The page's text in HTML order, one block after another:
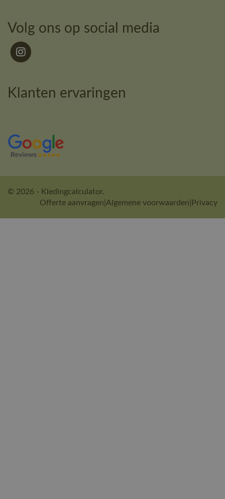
Volg ons op social media
Klanten ervaringen
© 2026 - Kledingcalculator.
Offerte aanvragen Algemene voorwaarden Privacy